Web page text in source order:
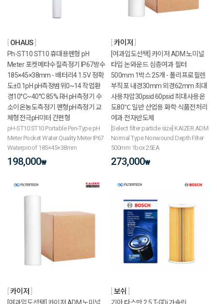
OHAUS
Ph-ST10 ST10 휴대용펜형 pH
Meter 포켓메타수질측정기 IP67방수
185×45×38mm - 배터리4 1.5V 정확
도±0.1pH pH측정범위0~14 작업환
경10°C~40°C 85% RH pH측정기 수
소이온농도측정기 펜형pH측정기 교
체형전극pH미터 간편형
pH-ST10 ST10 Portable Pen-Type pH
Meter Pocket Water Quality Meter IP67
Waterproof 185×45×38mm
198,000₩
카이저
[여과입도선택] 카이저 ADM 노미널
타입 논와운드 심층여과 필터
500mm 1박스 25개 - 폴리프로필렌
부직포 내경30mm 외경62mm 최대
사용차압30psid 60psid 최대사용온
도80℃ 일반 산업용 화학·식품전처리
여과 전자반도체
[Select filter particle size] KAIZER ADM
Normal Type Nonwound Depth Filter
500mm 1box 25EA
273,000₩
카이저
[여과입도선택] 카이저 ADM 노미널
보쉬
기아 타스만 2.5 T-GDi 가솔린